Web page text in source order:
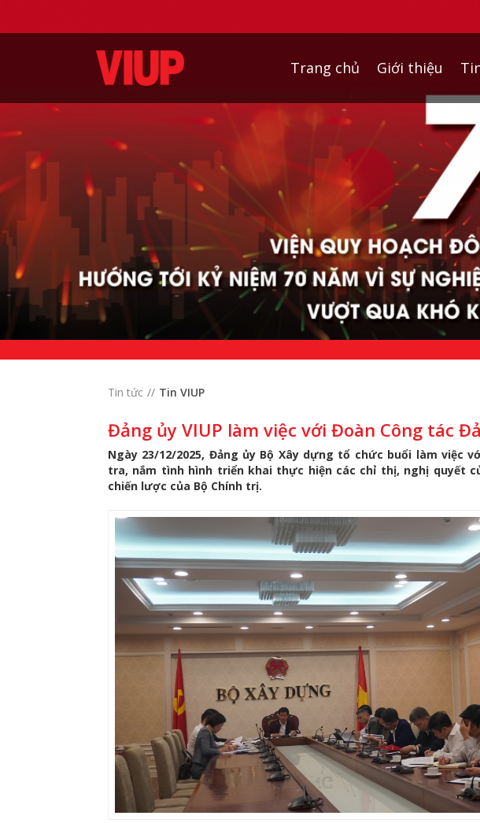
Trang chủ Giới thiệu
Tin tức Tin VIUP
Đảng ủy VIUP làm việc với Đoàn Công tác
Ngày 23/12/2025, Đảng ủy Bộ Xây dựng tổ chức buổi làm việc
tra, nắm tình hình triển khai thực hiện các chỉ thị, nghị quyết
chiến lược của Bộ Chính trị.